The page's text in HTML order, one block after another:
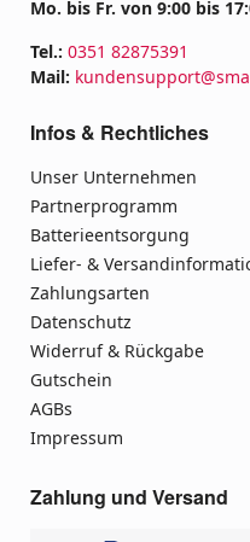
Mo. bis Fr. von 9:00 bis
Tel.: 0351 82875391
Mail:
Infos & Rechtliches
Unser Unternehmen
Partnerprogramm
Batterieentsorgung
Liefer- &
Zahlungsarten
Datenschutz
Widerruf & Rückgabe
Gutschein
AGBs
Impressum
Zahlung und Versand